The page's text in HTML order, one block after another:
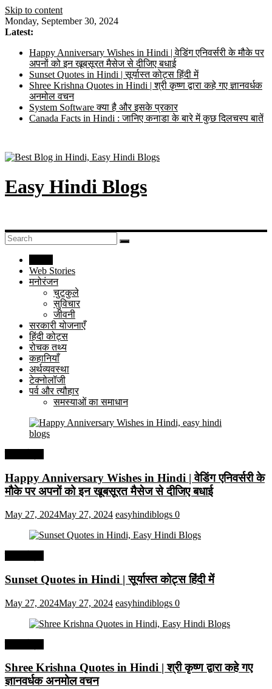
Skip to content
Monday, September 30, 2024
Latest:
Happy Anniversary Wishes in Hindi | वेडिंग एनिवर्सरी के मौके पर
अपनों को इन खूबसूरत मैसेज से दीजिए बधाई
Sunset Quotes in Hindi | सूर्यास्त कोट्स हिंदी में
Shree Krishna Quotes in Hindi | श्री कृष्ण द्वारा कहे गए ज्ञानवर्धक
अनमोल वचन
System Software क्या है और इसके प्रकार
Canada Facts in Hindi : जानिए कनाडा के बारे में कुछ दिलचस्प बातें
Easy Hindi Blogs
Web Stories
मनोरंजन
चुटकुले
सुविचार
जीवनी
सरकारी योजनाएँ
हिंदी कोट्स
रोचक तथ्य
कहानियाँ
अर्थव्यवस्था
टेक्नोलॉजी
पर्व और त्यौहार
समस्याओं का समाधान
Happy Anniversary Wishes in Hindi | वेडिंग एनिवर्सरी के
मौके पर अपनों को इन खूबसूरत मैसेज से दीजिए बधाई
May 27, 2024May 27, 2024 easyhindiblogs 0
Sunset Quotes in Hindi | सूर्यास्त कोट्स हिंदी में
May 27, 2024May 27, 2024 easyhindiblogs 0
Shree Krishna Quotes in Hindi | श्री कृष्ण द्वारा कहे गए
ज्ञानवर्धक अनमोल वचन